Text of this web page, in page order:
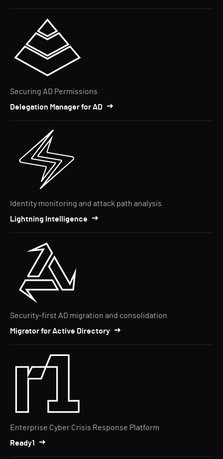
Securing AD Permissions
Delegation Manager for AD
Identity monitoring and attack path analysis
Lightning Intelligence
Security-first AD migration and consolidation
Migrator for Active Directory
Enterprise Cyber Crisis Response Platform
Ready1